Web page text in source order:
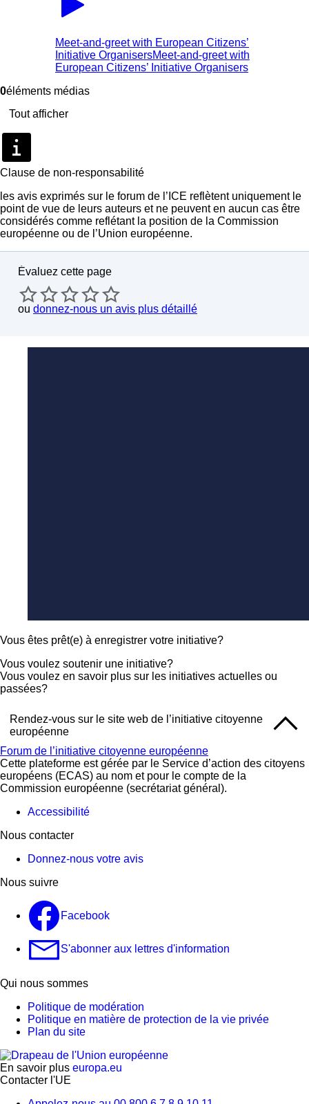
Meet-and-greet with European Citizens’
Initiative OrganisersMeet-and-greet with
European Citizens’ Initiative Organisers
0éléments médias
Tout afficher
Clause de non-responsabilité
les avis exprimés sur le forum de l’ICE reflètent uniquement le
point de vue de leurs auteurs et ne peuvent en aucun cas être
considérés comme reflétant la position de la Commission
européenne ou de l’Union européenne.
Évaluez cette page
ou donnez-nous un avis plus détaillé
Vous êtes prêt(e) à enregistrer votre initiative?
Vous voulez soutenir une initiative?
Vous voulez en savoir plus sur les initiatives actuelles ou
passées?
Rendez-vous sur le site web de l’initiative citoyenne
européenne
Forum de l’initiative citoyenne européenne
Cette plateforme est gérée par le Service d’action des citoyens
européens (ECAS) au nom et pour le compte de la
Commission européenne (secrétariat général).
Accessibilité
Nous contacter
Donnez-nous votre avis
Nous suivre
Facebook
S'abonner aux lettres d'information
Qui nous sommes
Politique de modération
Politique en matière de protection de la vie privée
Plan du site
En savoir plus europa.eu
Contacter l'UE